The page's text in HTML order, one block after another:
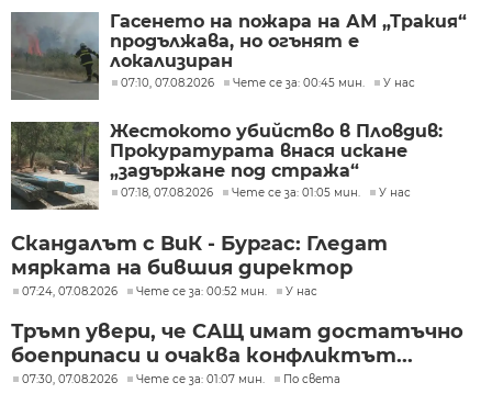
Гасенето на пожара на АМ „Тракия“
продължава, но огънят е
локализиран
07:10, 07.08.2026 Чете се за: 00:45 мин. У нас
Жестокото убийство в Пловдив:
Прокуратурата внася искане
„задържане под стража“
07:18, 07.08.2026 Чете се за: 01:05 мин. У нас
Скандалът с ВиК - Бургас: Гледат
мярката на бившия директор
07:24, 07.08.2026 Чете се за: 00:52 мин. У нас
Тръмп увери, че САЩ имат достатъчно
боеприпаси и очаква конфликтът...
07:30, 07.08.2026 Чете се за: 01:07 мин. По света